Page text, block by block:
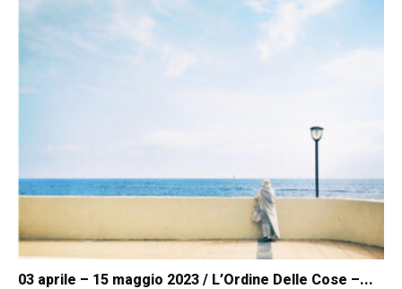
03 aprile – 15 maggio 2023 / L’Ordine Delle Cose –...